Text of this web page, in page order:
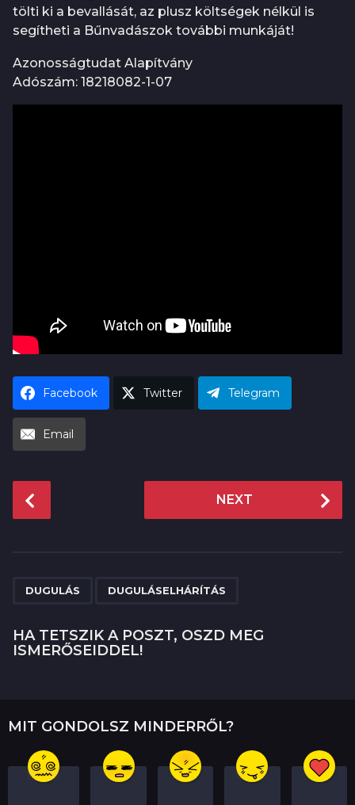
tölti ki a bevallását, az plusz költségek nélkül is
segítheti a Bűnvadászok további munkáját!
Azonosságtudat Alapítvány
Adószám: 18218082-1-07
Facebook Twitter Telegram
Email
o
i
n
i
o
NEXT
DUGULÁS DUGULÁSELHÁRÍTÁS
HA TETSZIK A POSZT, OSZD MEG
ISMERŐSEIDDEL!
MIT GONDOLSZ MINDERRŐL?